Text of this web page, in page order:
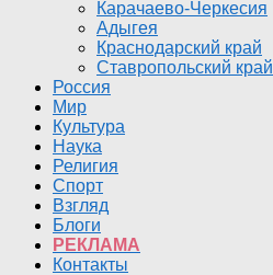
Карачаево-Черкесия
Адыгея
Краснодарский край
Ставропольский край
Россия
Мир
Культура
Наука
Религия
Спорт
Взгляд
Блоги
РЕКЛАМА
Контакты